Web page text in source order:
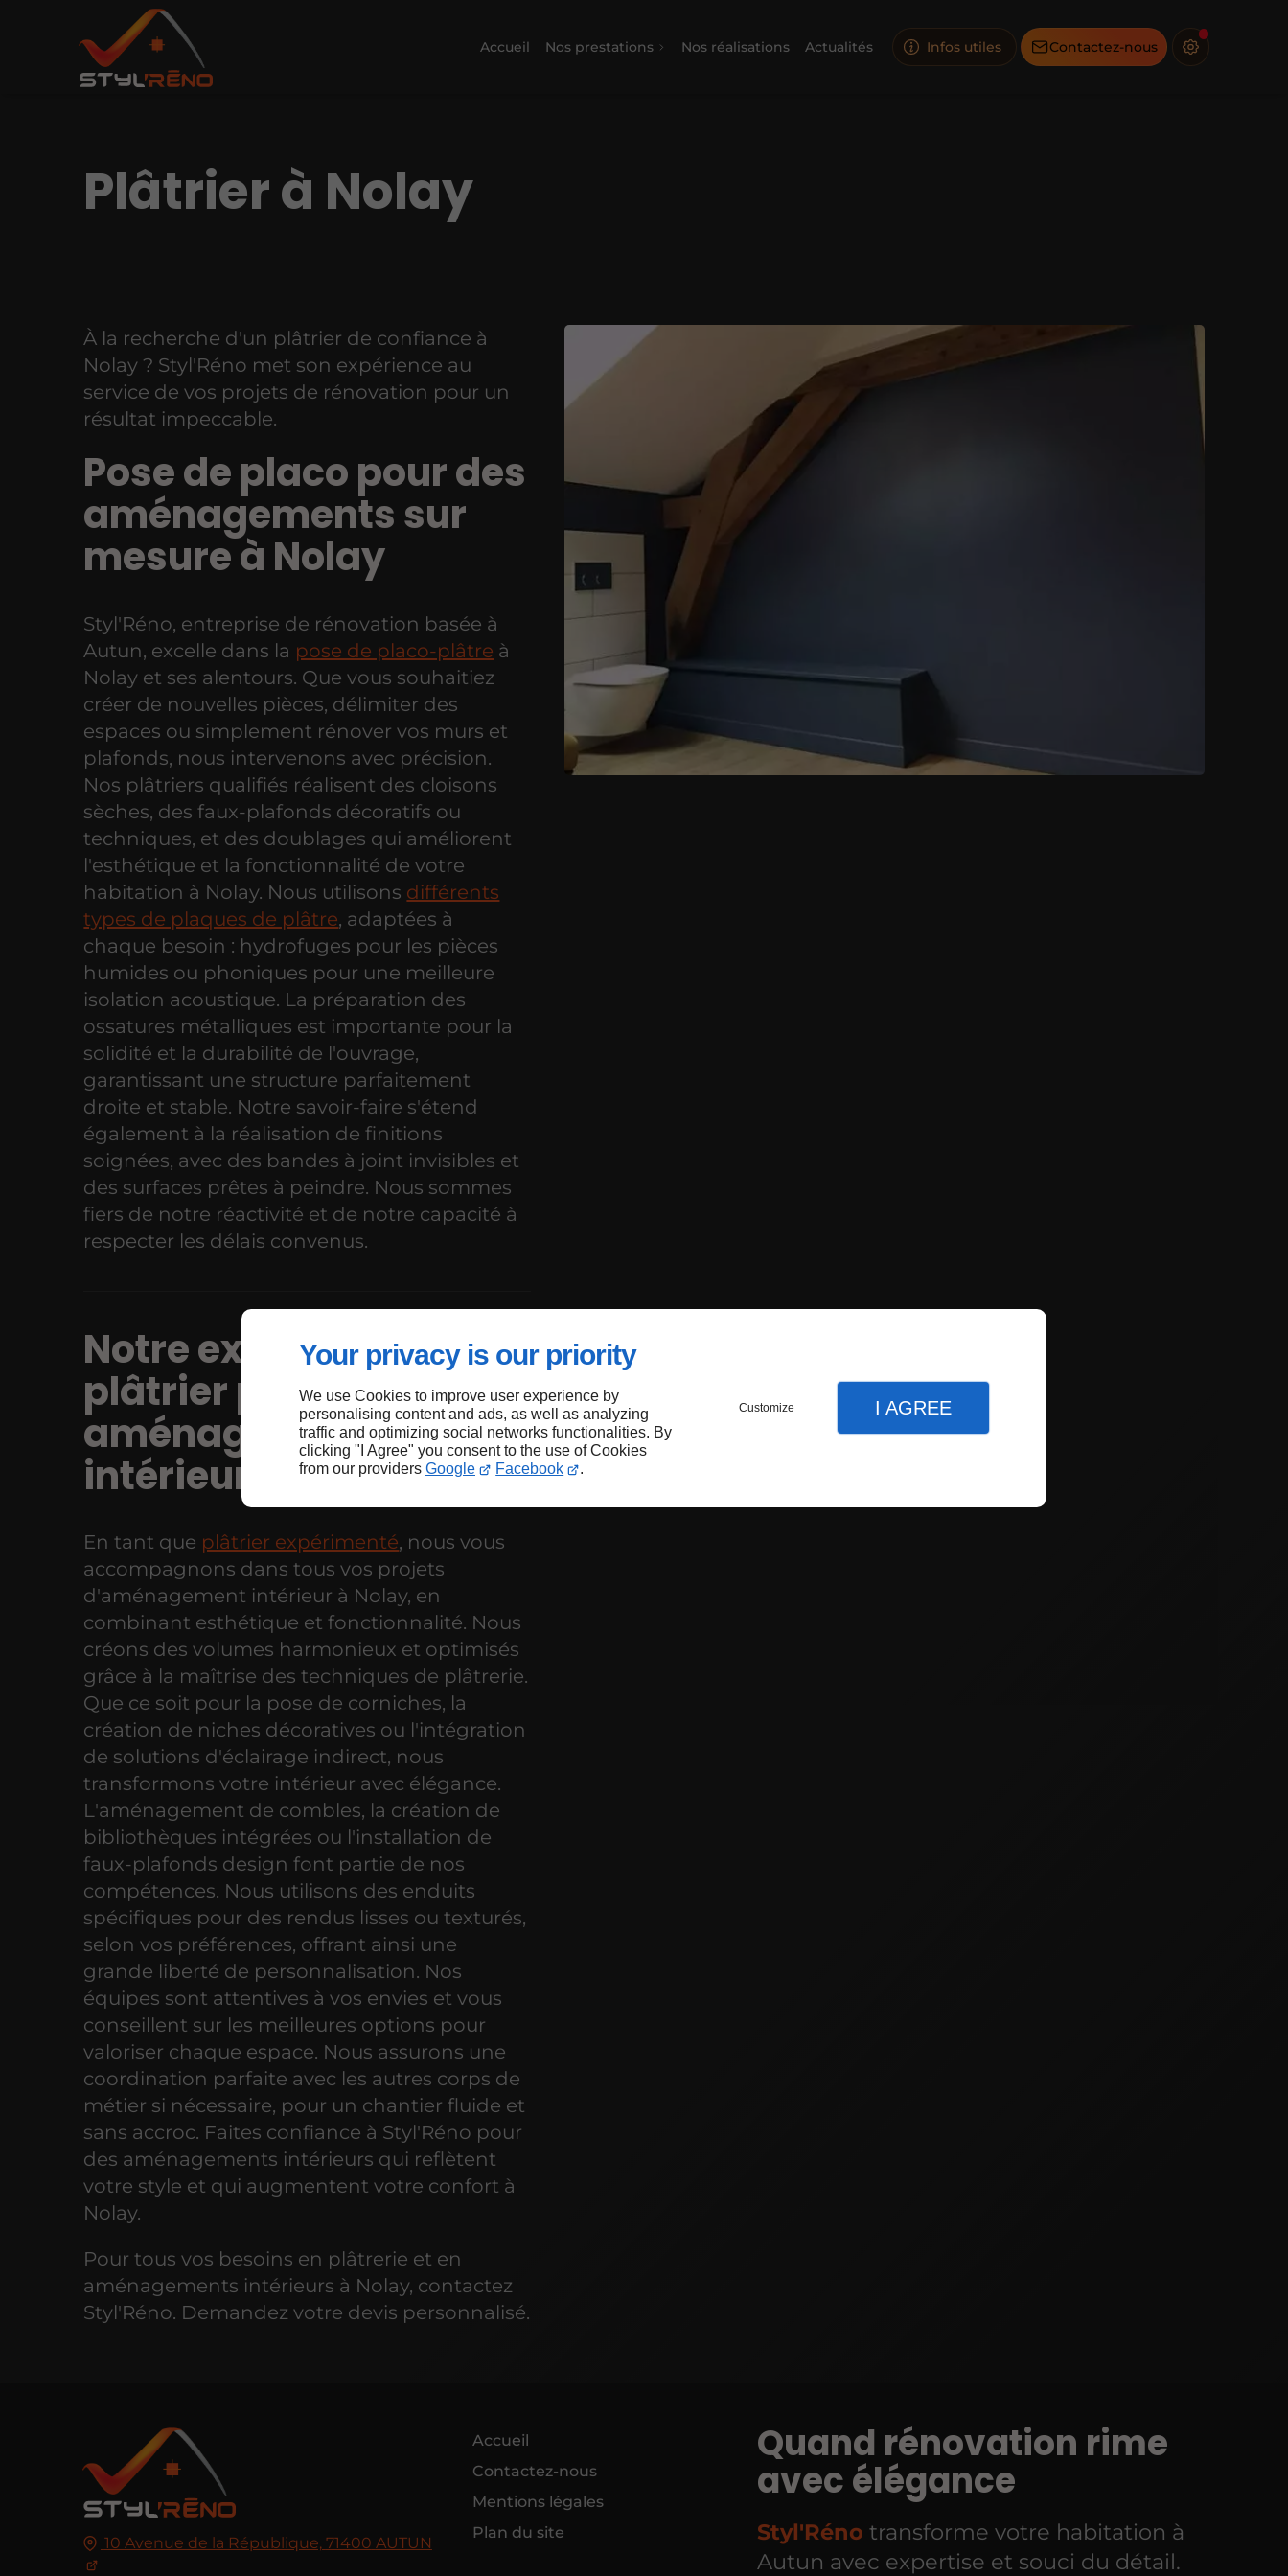
Your privacy is our priority
We use Cookies to improve user experience by
personalising content and ads, as well as analyzing
traffic and optimizing social networks functionalities. By
clicking "I Agree" you consent to the use of Cookies
from our providers Google Facebook .
Customize I AGREE
Accueil Nos prestations Nos réalisations Actualités Infos utiles Contactez-nous
Plâtrier à Nolay
À la recherche d'un plâtrier de confiance à
Nolay ? Styl'Réno met son expérience au
service de vos projets de rénovation pour un
résultat impeccable.
Pose de placo pour des
aménagements sur
mesure à Nolay
Styl'Réno, entreprise de rénovation basée à
Autun, excelle dans la pose de placo-plâtre à
Nolay et ses alentours. Que vous souhaitiez
créer de nouvelles pièces, délimiter des
espaces ou simplement rénover vos murs et
plafonds, nous intervenons avec précision.
Nos plâtriers qualifiés réalisent des cloisons
sèches, des faux-plafonds décoratifs ou
techniques, et des doublages qui améliorent
l'esthétique et la fonctionnalité de votre
habitation à Nolay. Nous utilisons différents
types de plaques de plâtre, adaptées à
chaque besoin : hydrofuges pour les pièces
humides ou phoniques pour une meilleure
isolation acoustique. La préparation des
ossatures métalliques est importante pour la
solidité et la durabilité de l'ouvrage,
garantissant une structure parfaitement
droite et stable. Notre savoir-faire s'étend
également à la réalisation de finitions
soignées, avec des bandes à joint invisibles et
des surfaces prêtes à peindre. Nous sommes
fiers de notre réactivité et de notre capacité à
respecter les délais convenus.
Notre expertise de
plâtrier pour vos
aménagements
intérieurs à Nolay
En tant que plâtrier expérimenté, nous vous
accompagnons dans tous vos projets
d'aménagement intérieur à Nolay, en
combinant esthétique et fonctionnalité. Nous
créons des volumes harmonieux et optimisés
grâce à la maîtrise des techniques de plâtrerie.
Que ce soit pour la pose de corniches, la
création de niches décoratives ou l'intégration
de solutions d'éclairage indirect, nous
transformons votre intérieur avec élégance.
L'aménagement de combles, la création de
bibliothèques intégrées ou l'installation de
faux-plafonds design font partie de nos
compétences. Nous utilisons des enduits
spécifiques pour des rendus lisses ou texturés,
selon vos préférences, offrant ainsi une
grande liberté de personnalisation. Nos
équipes sont attentives à vos envies et vous
conseillent sur les meilleures options pour
valoriser chaque espace. Nous assurons une
coordination parfaite avec les autres corps de
métier si nécessaire, pour un chantier fluide et
sans accroc. Faites confiance à Styl'Réno pour
des aménagements intérieurs qui reflètent
votre style et qui augmentent votre confort à
Nolay.
Pour tous vos besoins en plâtrerie et en
aménagements intérieurs à Nolay, contactez
Styl'Réno. Demandez votre devis personnalisé.
10 Avenue de la République, 71400 AUTUN
Accueil
Contactez-nous
Mentions légales
Plan du site
Quand rénovation rime
avec élégance
Styl'Réno transforme votre habitation à
Autun avec expertise et souci du détail.